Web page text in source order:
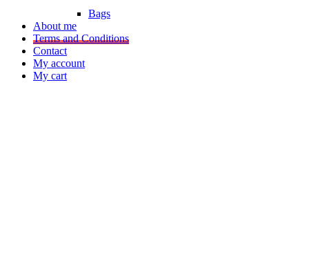
Bags
About me
Terms and Conditions
Contact
My account
My cart